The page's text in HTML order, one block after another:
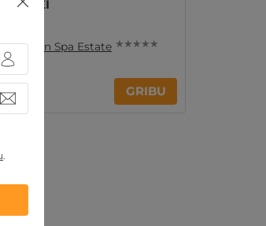
Jonathan Spa Estate ★ ★ ★ ★ ★
GRIBU
.